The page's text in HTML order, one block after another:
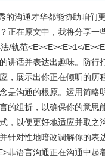
的沟通才华都能协助咱们
正在原文中，我将分享一
/轨范<E><E><E>1</
讲话并表达出趣味。防行
，展示出你正在倾听的历
是沟通的根原。运用简略
的组折，以确保你的意思
，以便更好地适应并取之
针对性地暗改调解你的表
非语言沟通正在沟通中起